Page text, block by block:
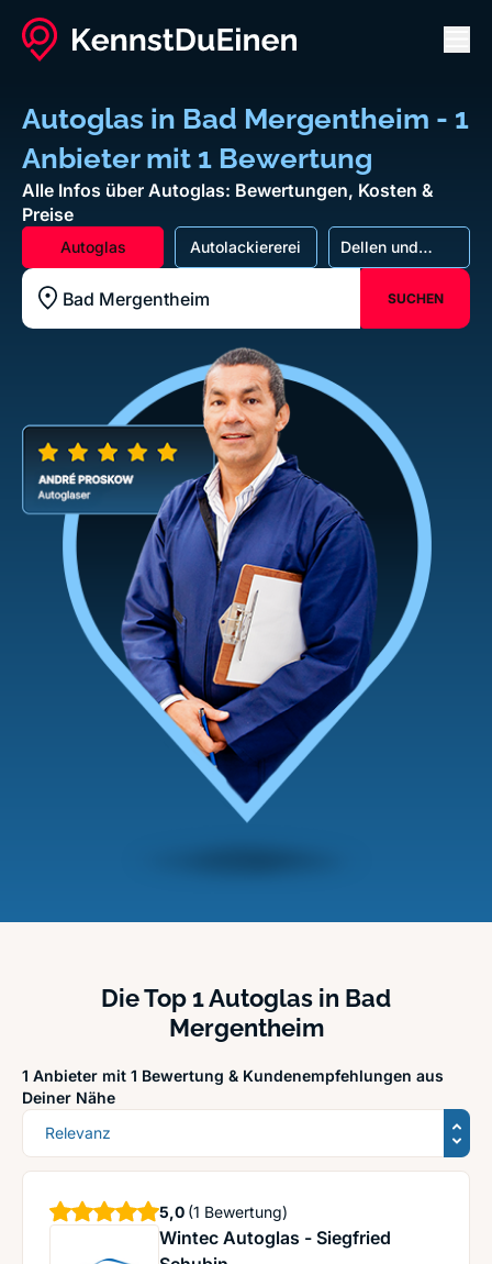
Autoglas in Bad Mergentheim - 1
Anbieter mit 1 Bewertung
Alle Infos über Autoglas: Bewertungen, Kosten &
Preise
Autoglas Autolackiererei
Dellen und
Beulen
Standort z.B. Frankfurt am Main
SUCHEN
Die Top 1 Autoglas in Bad
Mergentheim
1 Anbieter mit 1 Bewertung & Kundenempfehlungen aus
Deiner Nähe
Sortierung
Wintec Autoglas - Siegfried
5,0 Sterne
(1 Bewertung)